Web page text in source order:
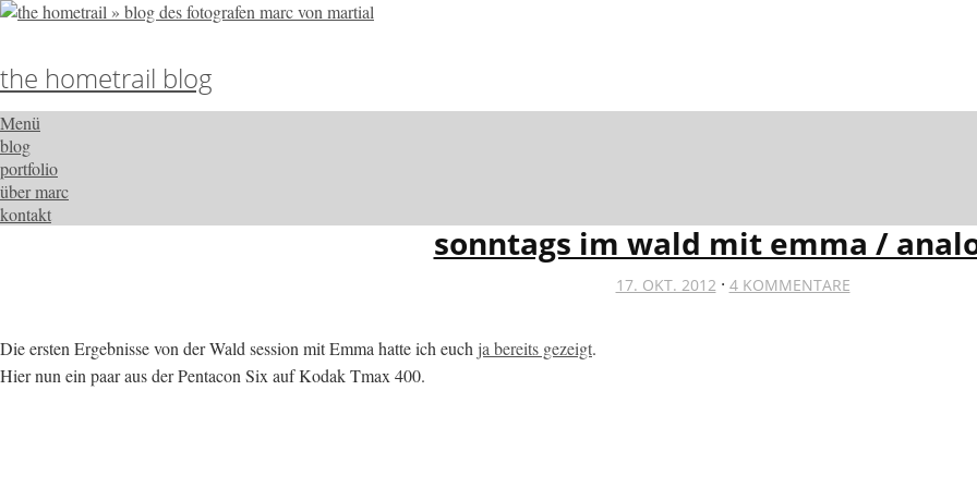
the hometrail blog
Menü
blog
portfolio
über marc
kontakt
sonntags im wald mit emma /
17. OKT. 2012 · 4 KOMMENTARE
Die ersten Ergebnisse von der Wald session mit Emma hatte ich euch ja bereits gezeigt.
Hier nun ein paar aus der Pentacon Six auf Kodak Tmax 400.